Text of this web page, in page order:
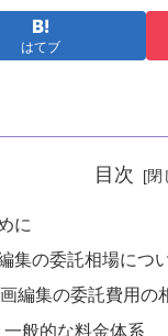
はてブ
目次
に
集の委託相場につ
編集の委託費用の
一般的な料金体系